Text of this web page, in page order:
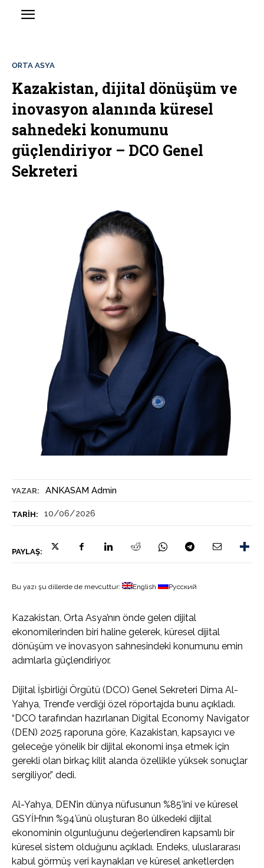
YAZAR: ANKASAM Admin
TARIH: 10/06/2026
PAYLAŞ:
ORTA ASYA
Kazakistan, dijital dönüşüm ve
inovasyon alanında küresel
sahnedeki konumunu
güçlendiriyor – DCO Genel
Sekreteri
Bu yazı şu dillerde de mevcuttur: English Русский
Kazakistan, Orta Asya’nın önde gelen dijital
ekonomilerinden biri haline gelerek, küresel dijital
dönüşüm ve inovasyon sahnesindeki konumunu emin
adımlarla güçlendiriyor.
Dijital İşbirliği Örgütü (DCO) Genel Sekreteri Dima Al-
Yahya, Trend’e verdiği özel röportajda bunu açıkladı.
“DCO tarafından hazırlanan Digital Economy Navigator
(DEN) 2025 raporuna göre, Kazakistan, kapsayıcı ve
geleceğe yönelik bir dijital ekonomi inşa etmek için
gerekli olan birkaç kilit alanda özellikle yüksek sonuçlar
sergiliyor,” dedi.
Al-Yahya, DEN’in dünya nüfusunun %85’ini ve küresel
GSYİH’nın %94’ünü oluşturan 80 ülkedeki dijital
ekonominin olgunluğunu değerlendiren kapsamlı bir
küresel sistem olduğunu açıkladı. Endeks, uluslararası
kabul görmüş veri kaynakları ve küresel anketlerden